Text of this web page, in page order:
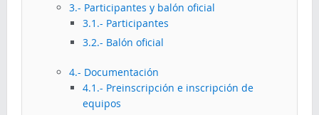
3.- Participantes y balón oficial
3.1.- Participantes
3.2.- Balón oficial
4.- Documentación
4.1.- Preinscripción e inscripción de
equipos